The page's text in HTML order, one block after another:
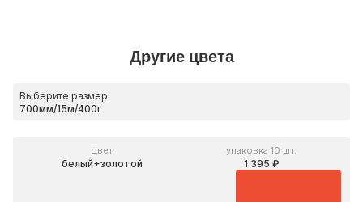
Другие цвета
Выберите размер
Цвет
белый+золотой
упаковка 10 шт.
1 395 ₽